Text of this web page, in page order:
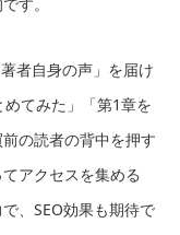
者自身の声」を届け
てみた」「第1章を
の読者の背中を押す
アクセスを集める
、SEO効果も期待で